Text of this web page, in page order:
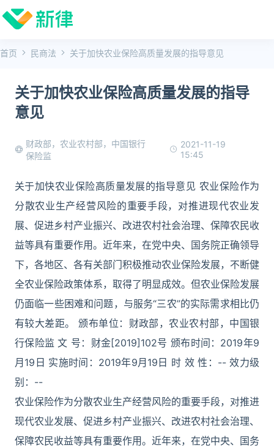
首页 民商法 关于加快农业保险高质量发展的指导意见
关于加快农业保险高质量发展的指导
意见
财政部，农业农村部，中国银行
保险监
2021-11-19
15:45
关于加快农业保险高质量发展的指导意见 农业保险作为
分散农业生产经营风险的重要手段，对推进现代农业发
展、促进乡村产业振兴、改进农村社会治理、保障农民收
益等具有重要作用。近年来，在党中央、国务院正确领导
下，各地区、各有关部门积极推动农业保险发展，不断健
全农业保险政策体系，取得了明显成效。但农业保险发展
仍面临一些困难和问题，与服务“三农”的实际需求相比仍
有较大差距。 颁布单位：财政部，农业农村部，中国银
行保险监 文 号：财金[2019]102号 颁布时间：2019年9
月19日 实施时间：2019年9月19日 时 效 性：-- 效力级
别：--
农业保险作为分散农业生产经营风险的重要手段，对推进
现代农业发展、促进乡村产业振兴、改进农村社会治理、
保障农民收益等具有重要作用。近年来，在党中央、国务